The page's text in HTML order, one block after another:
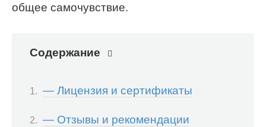
общее самочувствие.
Содержание
— Лицензия и сертификаты
— Отзывы и рекомендации